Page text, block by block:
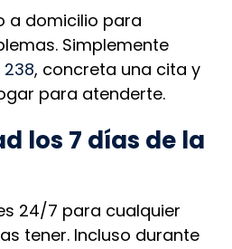
a domicilio para
Simplemente
238, concreta una cita y
para atenderte.
los 7 días de la
24/7 para cualquier
tener. Incluso durante